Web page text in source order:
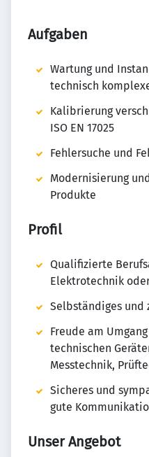
Aufgaben
Wartung und
technisch
Kalibrierung
ISO EN 17025
Fehlersuche und
Modernisierung
Produkte
Profil
Qualifizierte
Elektrotechnik
Selbständiges
Freude am
technischen
Messtechnik,
Sicheres und
gute
Unser Angebot